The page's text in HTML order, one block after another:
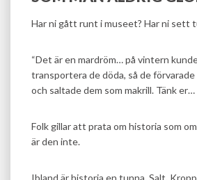
Har ni gått runt i museet? Har ni sett
“Det är en mardröm… på vintern
transportera de döda, så de
och saltade dem som makrill. Tänk er…
Folk gillar att prata om historia som
är den inte.
Ibland är historia en tunna. Salt.